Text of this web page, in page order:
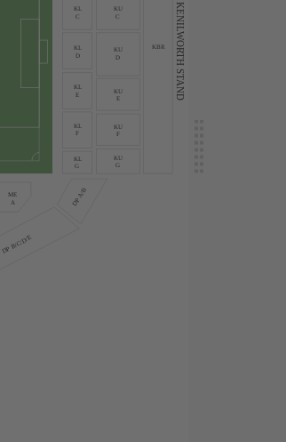
KENILWORTH STAND
DP A/B
KL
C
KU
C
KL
D
KU
D
KL
E
KL
F
KL
G
KU
E
KU
F
KU
G
ME
A
KBR
DP B/C/D/E